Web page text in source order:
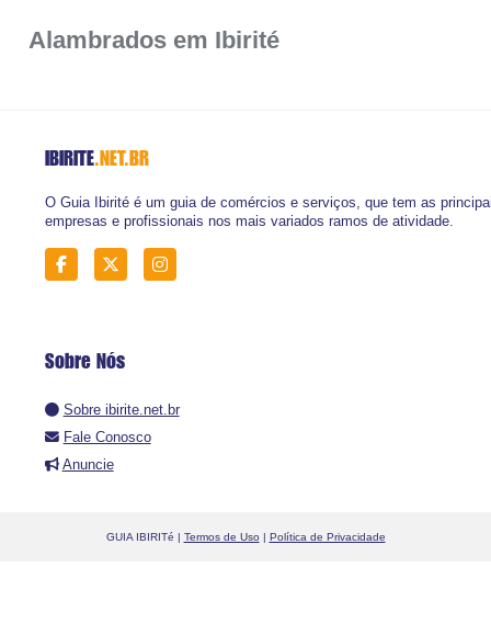
Alambrados em Ibirité
IBIRITE.NET.BR
O Guia Ibirité é um guia de comércios e serviços, que tem as
empresas e profissionais nos mais variados ramos de atividade.
Sobre Nós
Sobre ibirite.net.br
Fale Conosco
Anuncie
GUIA IBIRITé | Termos de Uso | Política de Privacidade